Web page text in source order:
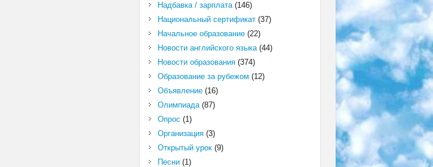
Надбавка / зарплата(146)
Национальный сертификат(37)
Начальное образование(22)
Новости английского языка(44)
Новости образования(374)
Образование за рубежом (12)
Объявление(16)
Олимпиада(87)
Опрос (1)
Организация(3)
Открытый урок(9)
Песни(1)